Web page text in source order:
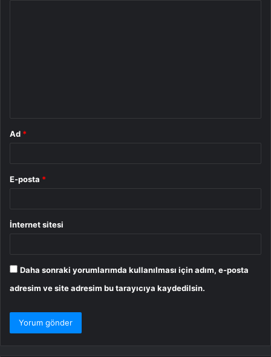
Ad *
E-posta *
İnternet sitesi
Daha sonraki yorumlarımda kullanılması için adım, e-posta
adresim ve site adresim bu tarayıcıya kaydedilsin.